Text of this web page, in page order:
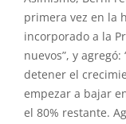
primera vez en la
incorporado a la
nuevos”, y
detener el
empezar a bajar
el 80% restante.